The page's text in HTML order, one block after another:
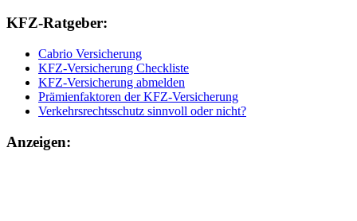
KFZ-Ratgeber:
Cabrio Versicherung
KFZ-Versicherung Checkliste
KFZ-Versicherung abmelden
Prämienfaktoren der KFZ-Versicherung
Verkehrsrechtsschutz sinnvoll oder nicht?
Anzeigen: